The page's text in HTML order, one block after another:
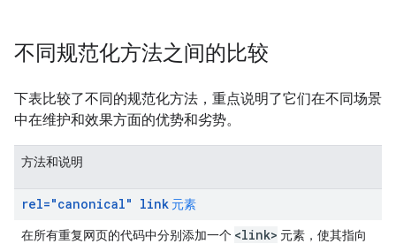
不同规范化方法之间的比较
下表比较了不同的规范化方法，重点说明了它们在不同场景
中在维护和效果方面的优势和劣势。
方法和说明
rel="canonical" link 元素
在所有重复网页的代码中分别添加一个 <link> 元素，使其指向